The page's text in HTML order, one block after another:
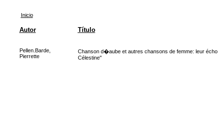
Inicio
Autor Título
Pellen.Barde,
Pierrette
Chanson d�aube et autres chansons de femme: leur
Célestine"